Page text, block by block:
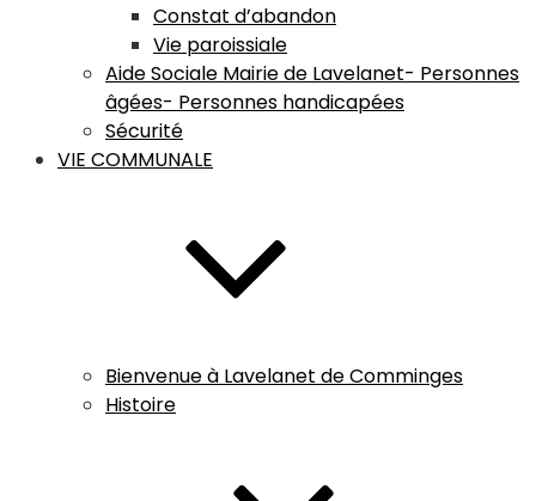
Constat d’abandon
Vie paroissiale
Aide Sociale Mairie de Lavelanet- Personnes
âgées- Personnes handicapées
Sécurité
VIE COMMUNALE
Bienvenue à Lavelanet de Comminges
Histoire